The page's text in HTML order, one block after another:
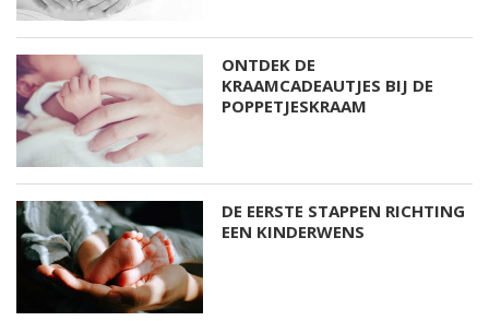
ONTDEK DE
KRAAMCADEAUTJES BIJ DE
POPPETJESKRAAM
DE EERSTE STAPPEN RICHTING
EEN KINDERWENS